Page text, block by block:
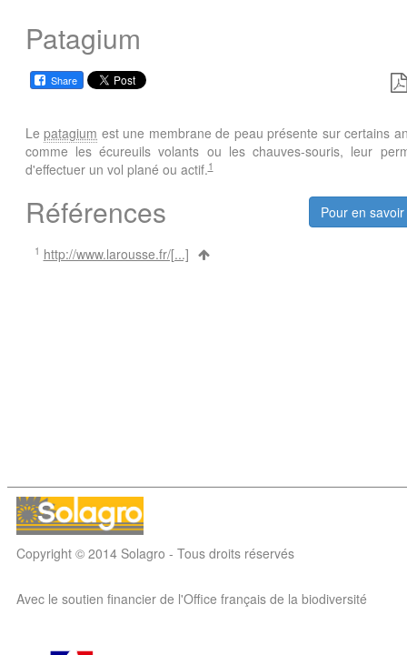
Patagium
Share
Le patagium est une membrane de peau présente sur certains
comme les écureuils volants ou les chauves-souris, leur
d'effectuer un vol plané ou actif.1
Pour en
Références
1 http://www.larousse.fr/[...]
Copyright © 2014 Solagro - Tous droits réservés
Avec le soutien financier de l'Office français de la biodiversité